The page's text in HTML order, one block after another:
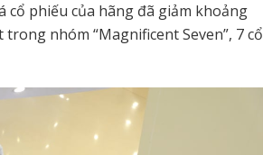
cổ phiếu của hãng đã giảm khoảng
nhóm “Magnificent Seven”, 7 cổ